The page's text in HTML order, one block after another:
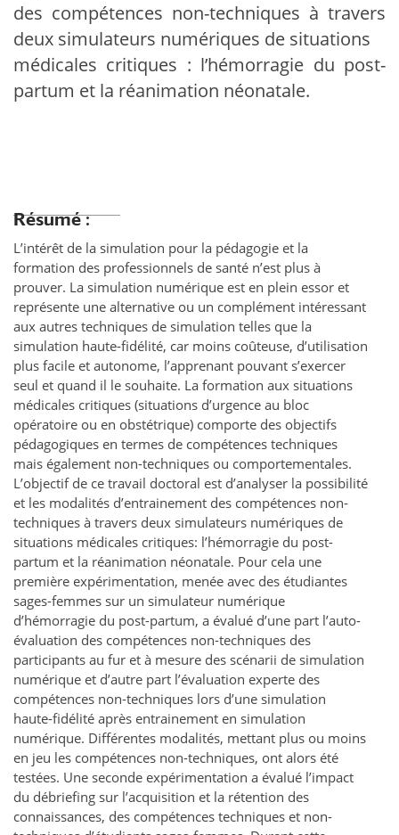
des compétences non-techniques à travers
deux simulateurs numériques de situations
médicales critiques : l’hémorragie du post-
partum et la réanimation néonatale.
Résumé :
L’intérêt de la simulation pour la pédagogie et la
formation des professionnels de santé n’est plus à
prouver. La simulation numérique est en plein essor et
représente une alternative ou un complément intéressant
aux autres techniques de simulation telles que la
simulation haute-fidélité, car moins coûteuse, d’utilisation
plus facile et autonome, l’apprenant pouvant s’exercer
seul et quand il le souhaite. La formation aux situations
médicales critiques (situations d’urgence au bloc
opératoire ou en obstétrique) comporte des objectifs
pédagogiques en termes de compétences techniques
mais également non-techniques ou comportementales.
L’objectif de ce travail doctoral est d’analyser la possibilité
et les modalités d’entrainement des compétences non-
techniques à travers deux simulateurs numériques de
situations médicales critiques: l’hémorragie du post-
partum et la réanimation néonatale. Pour cela une
première expérimentation, menée avec des étudiantes
sages-femmes sur un simulateur numérique
d’hémorragie du post-partum, a évalué d’une part l’auto-
évaluation des compétences non-techniques des
participants au fur et à mesure des scénarii de simulation
numérique et d’autre part l’évaluation experte des
compétences non-techniques lors d’une simulation
haute-fidélité après entrainement en simulation
numérique. Différentes modalités, mettant plus ou moins
en jeu les compétences non-techniques, ont alors été
testées. Une seconde expérimentation a évalué l’impact
du débriefing sur l’acquisition et la rétention des
connaissances, des compétences techniques et non-